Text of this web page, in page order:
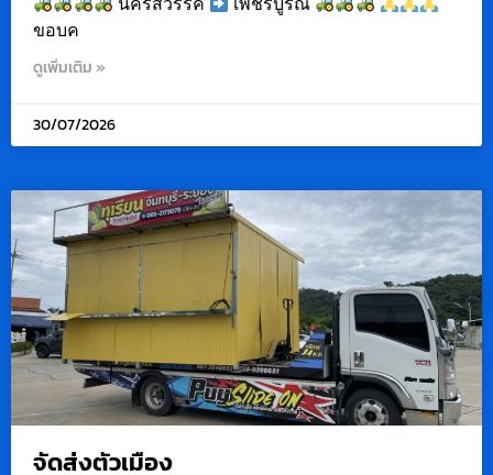
ขอบค
ดูเพิ่มเติม »
30/07/2026
จัดส่งตัวเมือง